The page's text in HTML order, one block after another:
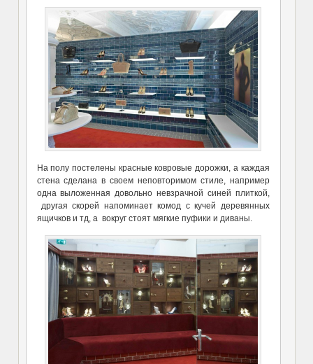
На полу постелены красные ковровые дорожки, а каждая
стена сделана в своем неповторимом стиле, например
одна выложенная довольно невзрачной синей плиткой,
другая скорей напоминает комод с кучей деревянных
ящичков и тд, а вокруг стоят мягкие пуфики и диваны.